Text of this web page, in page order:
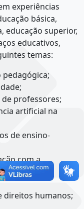
experiências
básica,
educação superior,
educativos,
temas:
pedagógica;
de professores;
artificial na
de ensino-
com a
direitos humanos;